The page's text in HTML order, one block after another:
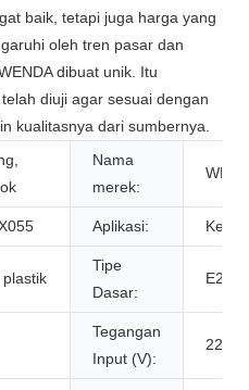
baik, tetapi juga harga yang
oleh tren pasar dan
dibuat unik. Itu
diuji agar sesuai dengan
kualitasnya dari sumbernya.
Nama
merek:
Aplikasi: Kebun
plastik
Tipe
Dasar:
E27
Tegangan
Input (V):
220V